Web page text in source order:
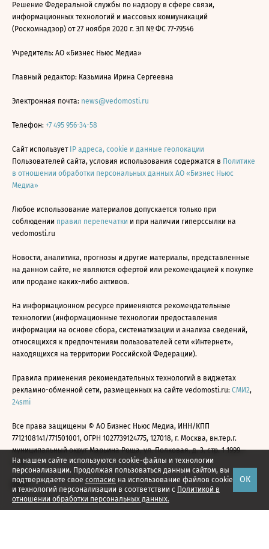
На нашем сайте используются cookie-файлы и технологии
персонализации. Продолжая пользоваться данным сайтом, вы
подтверждаете свое согласие на использование файлов cookie
и технологий персонализации в соответствии с Политикой в
отношении обработки персональных данных.
ОК
Решение Федеральной службы по надзору в сфере связи,
информационных технологий и массовых коммуникаций
(Роскомнадзор) от 27 ноября 2020 г. ЭЛ № ФС 77-79546
Учредитель: АО «Бизнес Ньюс Медиа»
Главный редактор: Казьмина Ирина Сергеевна
Электронная почта: news@vedomosti.ru
Телефон: +7 495 956-34-58
Сайт использует IP адреса, cookie и данные геолокации
Пользователей сайта, условия использования содержатся в Политике
в отношении обработки персональных данных АО «Бизнес Ньюс
Медиа»
Любое использование материалов допускается только при
соблюдении правил перепечатки и при наличии гиперссылки на
vedomosti.ru
Новости, аналитика, прогнозы и другие материалы, представленные
на данном сайте, не являются офертой или рекомендацией к покупке
или продаже каких-либо активов.
На информационном ресурсе применяются рекомендательные
технологии (информационные технологии предоставления
информации на основе сбора, систематизации и анализа сведений,
относящихся к предпочтениям пользователей сети «Интернет»,
находящихся на территории Российской Федерации).
Правила применения рекомендательных технологий в виджетах
рекламно-обменной сети, размещенных на сайте vedomosti.ru: СМИ2,
24smi
Все права защищены © АО Бизнес Ньюс Медиа, ИНН/КПП
7712108141/771501001, ОГРН 1027739124775, 127018, г. Москва, вн.тер.г.
муниципальный округ Марьина Роща, ул. Полковая, д. 3, стр. 1 1999—
2026